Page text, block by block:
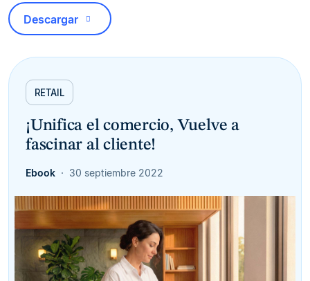
Descargar
RETAIL
¡Unifica el comercio, Vuelve a
fascinar al cliente!
Ebook 30 septiembre 2022